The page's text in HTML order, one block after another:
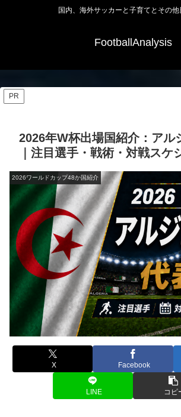
国内、海外サッカーと子育てとその他
FootballAnalysis
PR
2026年W杯出場国紹介：アル
｜注目選手・戦術・対戦スケ
2026ワールドカップ48か国紹介
X Facebook
LINE コピ